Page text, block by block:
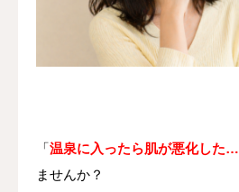
「 温泉に入ったら肌が悪化した…
ませんか？
简体中文 日本語 English